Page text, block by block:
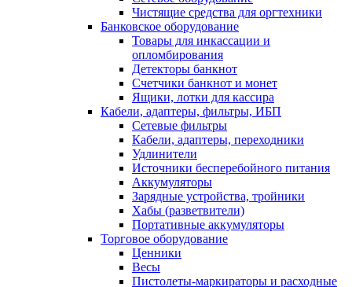
Чистящие средства для оргтехники
Банковское оборудование
Товары для инкассации и
опломбирования
Детекторы банкнот
Счетчики банкнот и монет
Ящики, лотки для кассира
Кабели, адаптеры, фильтры, ИБП
Сетевые фильтры
Кабели, адаптеры, переходники
Удлинители
Источники бесперебойного питания
Аккумуляторы
Зарядные устройства, тройники
Хабы (разветвители)
Портативные аккумуляторы
Торговое оборудование
Ценники
Весы
Пистолеты-маркираторы и расходные